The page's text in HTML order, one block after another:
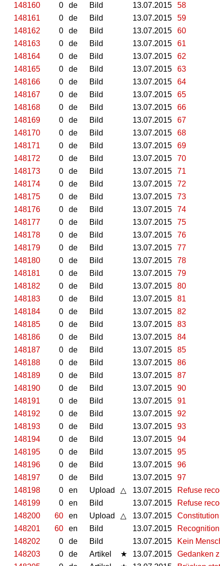
148160
0 de Bild 13.07.2015
58
148161
0 de Bild 13.07.2015
59
148162
0 de Bild 13.07.2015
60
148163
0 de Bild 13.07.2015
61
148164
0 de Bild 13.07.2015
62
148165
0 de Bild 13.07.2015
63
148166
0 de Bild 13.07.2015
64
148167
0 de Bild 13.07.2015
65
148168
0 de Bild 13.07.2015
66
148169
0 de Bild 13.07.2015
67
148170
0 de Bild 13.07.2015
68
148171
0 de Bild 13.07.2015
69
148172
0 de Bild 13.07.2015
70
148173
0 de Bild 13.07.2015
71
148174
0 de Bild 13.07.2015
72
148175
0 de Bild 13.07.2015
73
148176
0 de Bild 13.07.2015
74
148177
0 de Bild 13.07.2015
75
148178
0 de Bild 13.07.2015
76
148179
0 de Bild 13.07.2015
77
148180
0 de Bild 13.07.2015
78
148181
0 de Bild 13.07.2015
79
148182
0 de Bild 13.07.2015
80
148183
0 de Bild 13.07.2015
81
148184
0 de Bild 13.07.2015
82
148185
0 de Bild 13.07.2015
83
148186
0 de Bild 13.07.2015
84
148187
0 de Bild 13.07.2015
85
148188
0 de Bild 13.07.2015
86
148189
0 de Bild 13.07.2015
87
148190
0 de Bild 13.07.2015
90
148191
0 de Bild 13.07.2015
91
148192
0 de Bild 13.07.2015
92
148193
0 de Bild 13.07.2015
93
148194
0 de Bild 13.07.2015
94
148195
0 de Bild 13.07.2015
95
148196
0 de Bild 13.07.2015
96
148197
0 de Bild 13.07.2015
97
148198
0 en Upload △ 13.07.2015
Refuse
148199
0 en Bild 13.07.2015
Refuse
148200
60 en Upload △ 13.07.2015
148201
60 en Bild 13.07.2015
Recognition
148202
0 de Bild 13.07.2015
Kein
148203
0 de Artikel ★ 13.07.2015
Gedanken